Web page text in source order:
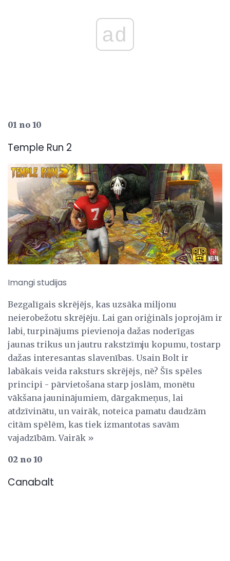
ad
01 no 10
Temple Run 2
Imangi studijas
Bezgalīgais skrējējs, kas uzsāka miljonu
neierobežotu skrējēju. Lai gan oriģināls joprojām ir
labi, turpinājums pievienoja dažas noderīgas
jaunas trikus un jautru rakstzīmju kopumu, tostarp
dažas interesantas slavenības. Usain Bolt ir
labākais veida raksturs skrējējs, nē? Šīs spēles
principi - pārvietošana starp joslām, monētu
vākšana jauninājumiem, dārgakmeņus, lai
atdzīvinātu, un vairāk, noteica pamatu daudzām
citām spēlēm, kas tiek izmantotas savām
vajadzībām. Vairāk »
02 no 10
Canabalt